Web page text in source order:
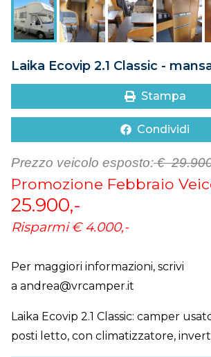
DOVE SIAMO
CONTATTI
Laika Ecovip 2.1 Classic -
Stampa
Condividi
Prezzo veicolo esposto:€
Promozione Febbraio
25.900,-
Risparmi € 4.000,-
Per maggiori informazioni, scrivi
a andrea@vrcamper.it
Laika Ecovip 2.1 Classic: camper
posti letto, con climatizzatore,